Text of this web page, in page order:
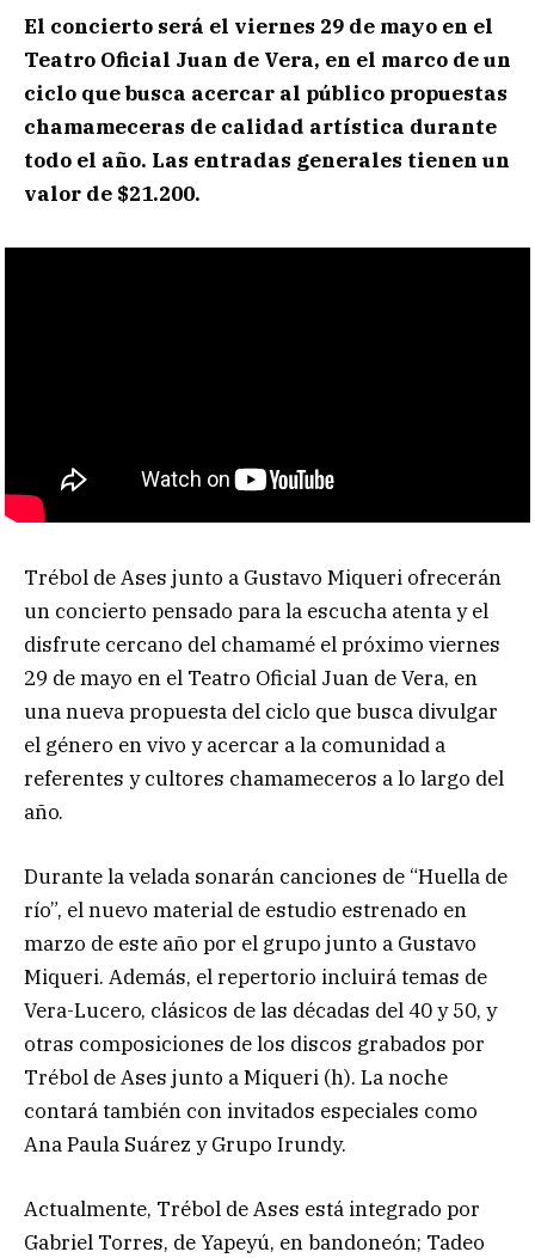
El concierto será el viernes 29 de mayo en el
Teatro Oficial Juan de Vera, en el marco de un
ciclo que busca acercar al público propuestas
chamameceras de calidad artística durante
todo el año. Las entradas generales tienen un
valor de $21.200.
Trébol de Ases junto a Gustavo Miqueri ofrecerán
un concierto pensado para la escucha atenta y el
disfrute cercano del chamamé el próximo viernes
29 de mayo en el Teatro Oficial Juan de Vera, en
una nueva propuesta del ciclo que busca divulgar
el género en vivo y acercar a la comunidad a
referentes y cultores chamameceros a lo largo del
año.
Durante la velada sonarán canciones de “Huella de
río”, el nuevo material de estudio estrenado en
marzo de este año por el grupo junto a Gustavo
Miqueri. Además, el repertorio incluirá temas de
Vera-Lucero, clásicos de las décadas del 40 y 50, y
otras composiciones de los discos grabados por
Trébol de Ases junto a Miqueri (h). La noche
contará también con invitados especiales como
Ana Paula Suárez y Grupo Irundy.
Actualmente, Trébol de Ases está integrado por
Gabriel Torres, de Yapeyú, en bandoneón; Tadeo